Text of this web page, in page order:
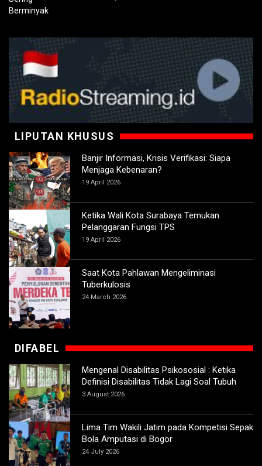
LIPUTAN KHUSUS
Banjir Informasi, Krisis Verifikasi: Siapa
Menjaga Kebenaran?
19 April 2026
Ketika Wali Kota Surabaya Temukan
Pelanggaran Fungsi TPS
19 April 2026
Saat Kota Pahlawan Mengeliminasi
Tuberkulosis
24 March 2026
DIFABEL
Mengenal Disabilitas Psikososial : Ketika
Definisi Disabilitas Tidak Lagi Soal Tubuh
3 August 2026
Lima Tim Wakili Jatim pada Kompetisi Sepak
Bola Amputasi di Bogor
24 July 2026